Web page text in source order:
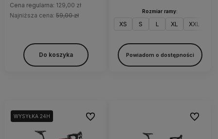
Cena regularna: 129,00 zł
Najniższa cena: 59,00 zł
Do koszyka
Rozmiar ramy:
XS S L XL XXL
Powiadom o dostępności
WYSYŁKA 24H Do ulubionych Do